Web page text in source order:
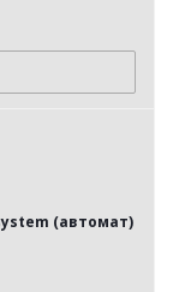
(автомат)